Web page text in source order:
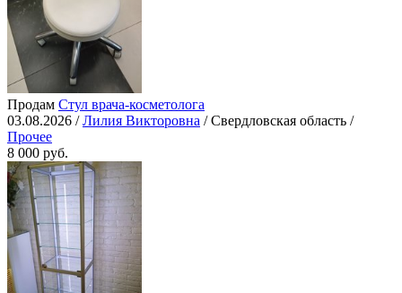
Продам Стул врача-косметолога
03.08.2026 /Лилия Викторовна / Свердловская область /
Прочее
8 000 руб.